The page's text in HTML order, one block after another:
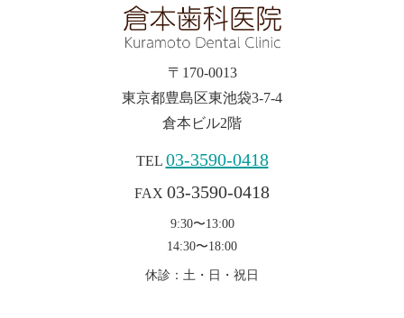
〒170-0013
東京都豊島区東池袋3-7-4
倉本ビル2階
TEL 03-3590-0418
FAX 03-3590-0418
9:30〜13:00
14:30〜18:00
休診：土・日・祝日